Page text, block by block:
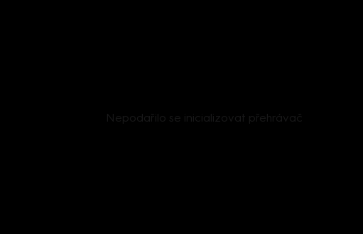
Nepodařilo se inicializovat přehrávač